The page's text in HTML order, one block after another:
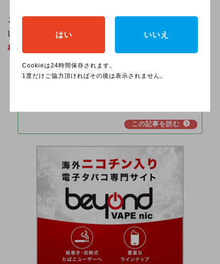
このような販売実績を考えると、新ブランドであるブ
レンズも、日本発売が実現すれば
同様の販路で展開さ
れる可能性は十分ある
はい いいえ
Cookieは24時間保存されます。
1度だけご協力頂ければその後は表示されません。